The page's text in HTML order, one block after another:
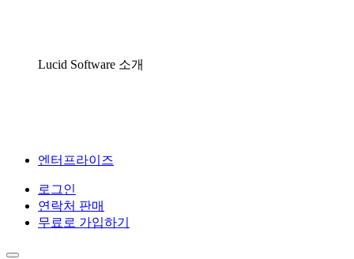
Lucid Software 소개
엔터프라이즈
로그인
연락처 판매
무료로 가입하기